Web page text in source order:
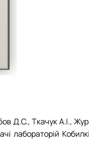
Д.С., Ткачук А.І.,